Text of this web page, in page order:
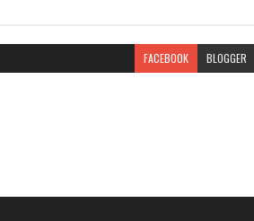
FACEBOOK BLOGGER